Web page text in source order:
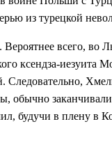
из турецкой
всего, во
ксендза-иезуита
Следовательно,
заканчивали
будучи в плену в